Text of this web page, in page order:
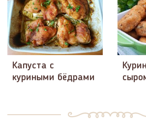
Капуста с
куриными бёдрами